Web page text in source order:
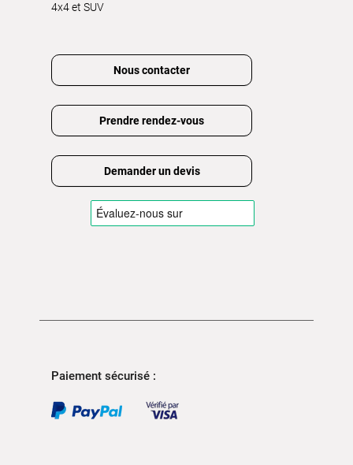
4x4 et SUV
Nous contacter
Prendre rendez-vous
Demander un devis
Paiement sécurisé :